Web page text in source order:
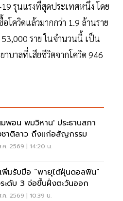
รุนแรงที่สุดประเทศหนึ่ง โดย
ควิดแล้วมากกว่า 1.9 ล้านราย
ราย ในจำนวนนี้ เป็น
บาลที่เสียชีวิตจากโควิด 946
มพอน พมวิหาน' ประธานสภา
ชาติลาว ถึงแก่อสัญกรรม
ค. 2569 | 14:20 น.
พิ่มรับมือ “พายุไต้ฝุ่นดอลฟิน”
ะดับ 3 จ่อขึ้นฝั่งตะวันออก
ค. 2569 | 10:39 น.